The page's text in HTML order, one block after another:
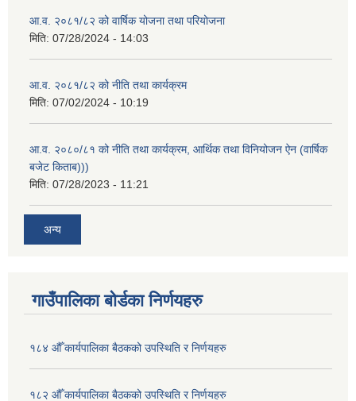
आ.व. २०८१/८२ को वार्षिक योजना तथा परियोजना
मिति: 07/28/2024 - 14:03
आ.व. २०८१/८२ को नीति तथा कार्यक्रम
मिति: 07/02/2024 - 10:19
आ.व. २०८०/८१ को नीति तथा कार्यक्रम, आर्थिक तथा विनियोजन ऐन (वार्षिक
बजेट किताब)))
मिति: 07/28/2023 - 11:21
अन्य
गाउँपालिका बोर्डका निर्णयहरु
१८४ औँ कार्यपालिका बैठकको उपस्थिति र निर्णयहरु
१८२ औँ कार्यपालिका बैठकको उपस्थिति र निर्णयहरु